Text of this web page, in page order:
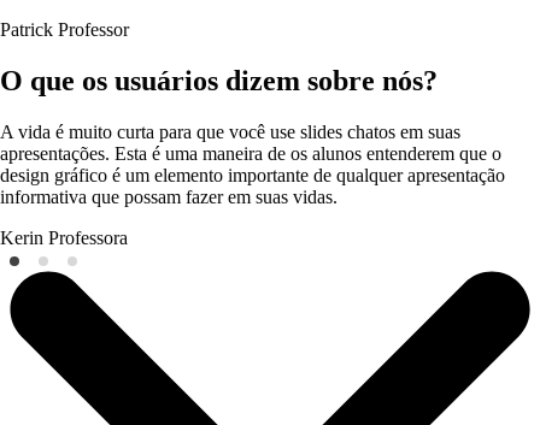
Patrick Professor
O que os usuários dizem sobre nós?
A vida é muito curta para que você use slides chatos em suas
apresentações. Esta é uma maneira de os alunos entenderem que o
design gráfico é um elemento importante de qualquer apresentação
informativa que possam fazer em suas vidas.
Kerin Professora